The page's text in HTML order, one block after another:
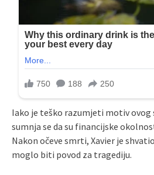
Iako je teško razumjeti motiv
sumnja se da su financijske
Nakon očeve smrti, Xavier je
moglo biti povod za tragediju.